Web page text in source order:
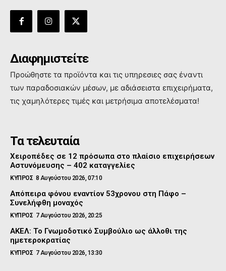
Διαφημιστείτε
Προώθηστε τα προϊόντα και τις υπηρεσιες σας έναντι
των παραδοσιακών μέσων, με αδιάσειστα επιχειρήματα,
τις χαμηλότερες τιμές και μετρήσιμα αποτελέσματα!
Τα τελευταία
Χειροπέδες σε 12 πρόσωπα στο πλαίσιο επιχειρήσεων
Αστυνόμευσης – 402 καταγγελίες
ΚΥΠΡΟΣ 8 Αυγούστου 2026, 07:10
Απόπειρα φόνου εναντίον 53χρονου στη Πάφο –
Συνελήφθη μοναχός
ΚΥΠΡΟΣ 7 Αυγούστου 2026, 20:25
ΑΚΕΛ: Το Γνωμοδοτικό Συμβούλιο ως άλλοθι της
ημετεροκρατίας
ΚΥΠΡΟΣ 7 Αυγούστου 2026, 13:30